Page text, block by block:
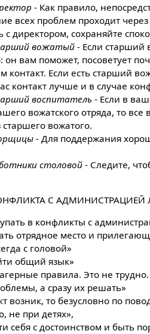
- Как правило,
всех проблем проходит
с директором, сохраняйте
вожатый- Если старший
он вам поможет, посоветует
контакт. Если есть старший
контакт лучше и в случае
воспитатель - Если в
вожатского отряда, то
старшего вожатого.
- Для поддержания
столовой- Следите,
С АДМИНИСТРАЦИЕЙ
в конфликты с
отрядное место и
с головой»
общий язык»
правила. Это не
а сразу их решать»
возник, то безусловно по
не при детях»,
себя с достоинством и быть